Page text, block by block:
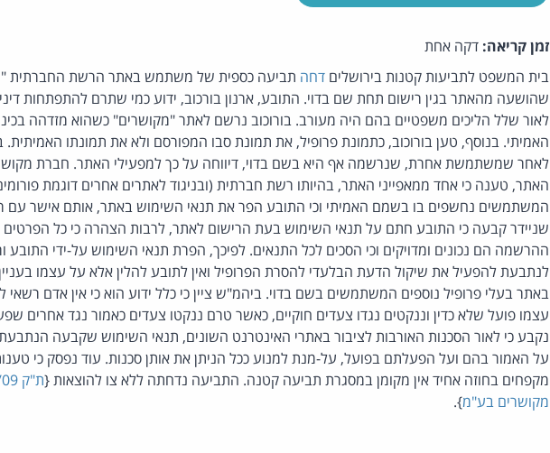
זמן קריאה: דקה אחת
בית המשפט לתביעות קטנות בירושלים דחה תביעה כספית של משתמש באתר הרשת החברתית
שהושעה מהאתר בגין רישום תחת שם בדוי. התובע, ארנון בורכוב, ידוע כמי שתרם להתפתחות
לאור שלל הליכים משפטיים בהם היה מעורב. בורוכוב נרשם לאתר "מקושרים" כשהוא מזדהה
האמיתי. בנוסף, טען בורוכוב, כתמונת פרופיל, את תמונת סבו המפורסם ולא את תמונתו
לאחר שמשתמשת אחרת, שנרשמה אף היא בשם בדוי, דיווחה על כך למפעילי האתר. חברת
האתר, טענה כי אחד ממאפייני האתר, בהיותו רשת חברתית (ובניגוד לאתרים אחרים דוגמת
המשתמשים נחשפים בו בשמם האמיתי וכי התובע הפר את תנאי השימוש באתר, אותם אישר עם
שניידר קבעה כי התובע חתם על תנאי השימוש בעת הרישום לאתר, לרבות הצהרה כי כל
ההרשמה הם נכונים ומדויקים וכי הסכים לכל התנאים. לפיכך, הפרת תנאי השימוש על-ידי התובע
לנתבעת להפעיל את שיקול הדעת הבלעדי להסרת הפרופיל ואין לתובע להלין אלא על עצמו בעניין
באתר בעלי פרופיל נוספים המשתמשים בשם בדוי. ביהמ"ש ציין כי כלל ידוע הוא כי אין אדם
עצמו פועל שלא כדין וננקטים נגדו צעדים חוקיים, כאשר טרם ננקטו צעדים כאמור נגד אחרים
נקבע כי לאור הסכנות האורבות לציבור באתרי האינטרנט השונים, תנאי השימוש שקבעה
על האמור בהם ועל הפעלתם בפועל, על-מנת למנוע ככל הניתן את אותן סכנות. עוד נפסק כי
מקפחים בחוזה אחיד אין מקומן במסגרת תביעה קטנה. התביעה נדחתה ללא צו להוצאות {
מקושרים בע"מ}.